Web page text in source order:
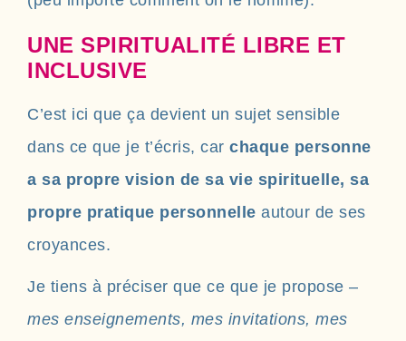
UNE SPIRITUALITÉ LIBRE ET
INCLUSIVE
C’est ici que ça devient un sujet sensible
dans ce que je t’écris, car chaque personne
a sa propre vision de sa vie spirituelle, sa
propre pratique personnelle autour de ses
croyances.
Je tiens à préciser que ce que je propose –
mes enseignements, mes invitations, mes